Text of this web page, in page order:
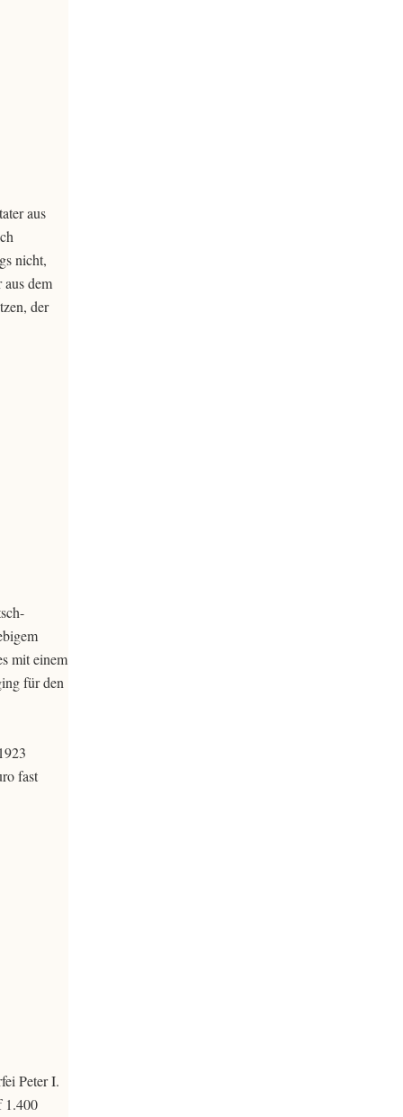
aus
nicht,
dem
der
mit einem
für den
fast
Peter I.
1.400